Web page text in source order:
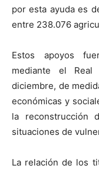
por esta ayuda es
entre 238.076
Estos apoyos
mediante el
diciembre, de
económicas y
la
situaciones de
La relación de los